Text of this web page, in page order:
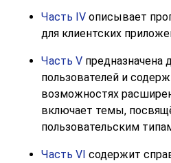
Часть IV описывает
для клиентских
Часть V предназначена
пользователей и
возможностях
включает темы,
пользовательским
Часть VI содержит